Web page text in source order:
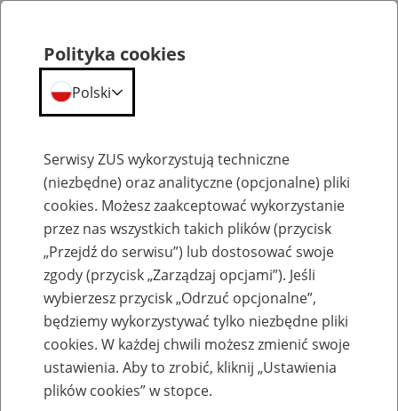
Aktualności
Formularz ERPO dostępny także w portalu
eZUS
Polityka cookies
Polski
Serwisy ZUS wykorzystują techniczne
(niezbędne) oraz analityczne (opcjonalne) pliki
cookies. Możesz zaakceptować wykorzystanie
przez nas wszystkich takich plików (przycisk
„Przejdź do serwisu”) lub dostosować swoje
zgody (przycisk „Zarządzaj opcjami”). Jeśli
wybierzesz przycisk „Odrzuć opcjonalne”,
będziemy wykorzystywać tylko niezbędne pliki
cookies. W każdej chwili możesz zmienić swoje
ustawienia. Aby to zrobić, kliknij „Ustawienia
plików cookies” w stopce.